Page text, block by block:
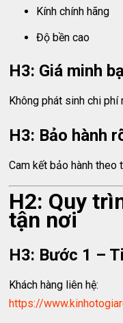
Kính chính hãng
Độ bền cao
H3: Giá minh
Không phát sinh chi phí
H3: Bảo hành
Cam kết bảo hành theo
H2: Quy
tận nơi
H3: Bước 1 –
Khách hàng liên hệ:
https://